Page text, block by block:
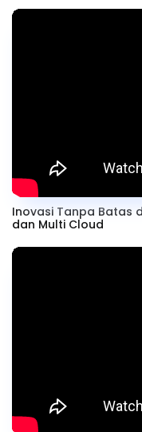
Inovasi Tanpa Batas
dan Multi Cloud